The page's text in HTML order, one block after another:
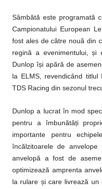
Sâmbătă este programată
Campionatului European
fost ales de către nouă din
regină a evenimentului,și
Dunlop își apără de
la ELMS, revendicând
TDS Racing din sezonul
Dunlop a lucrat în mod
pentru a îmbunătăți
importante pentru
încălzitoarele de
anvelopă a fost de
optimizează amprenta
la rulare și care livrează un